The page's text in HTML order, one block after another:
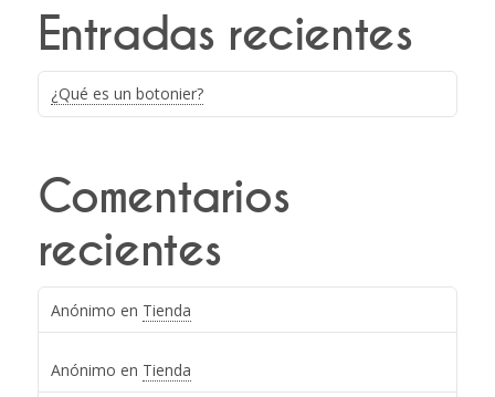
Entradas recientes
¿Qué es un botonier?
Comentarios
recientes
Anónimo en Tienda
Anónimo en Tienda